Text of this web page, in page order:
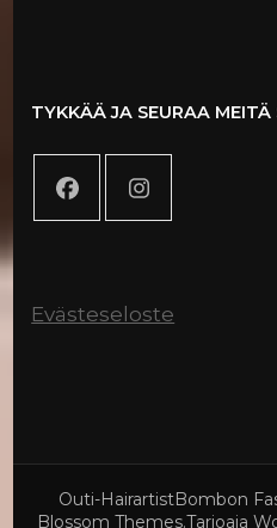
TYKKÄÄ JA SEURAA MEITÄ
Evästeseloste
Outi-HairartistBombon
Blossom Themes.Tarjoaja